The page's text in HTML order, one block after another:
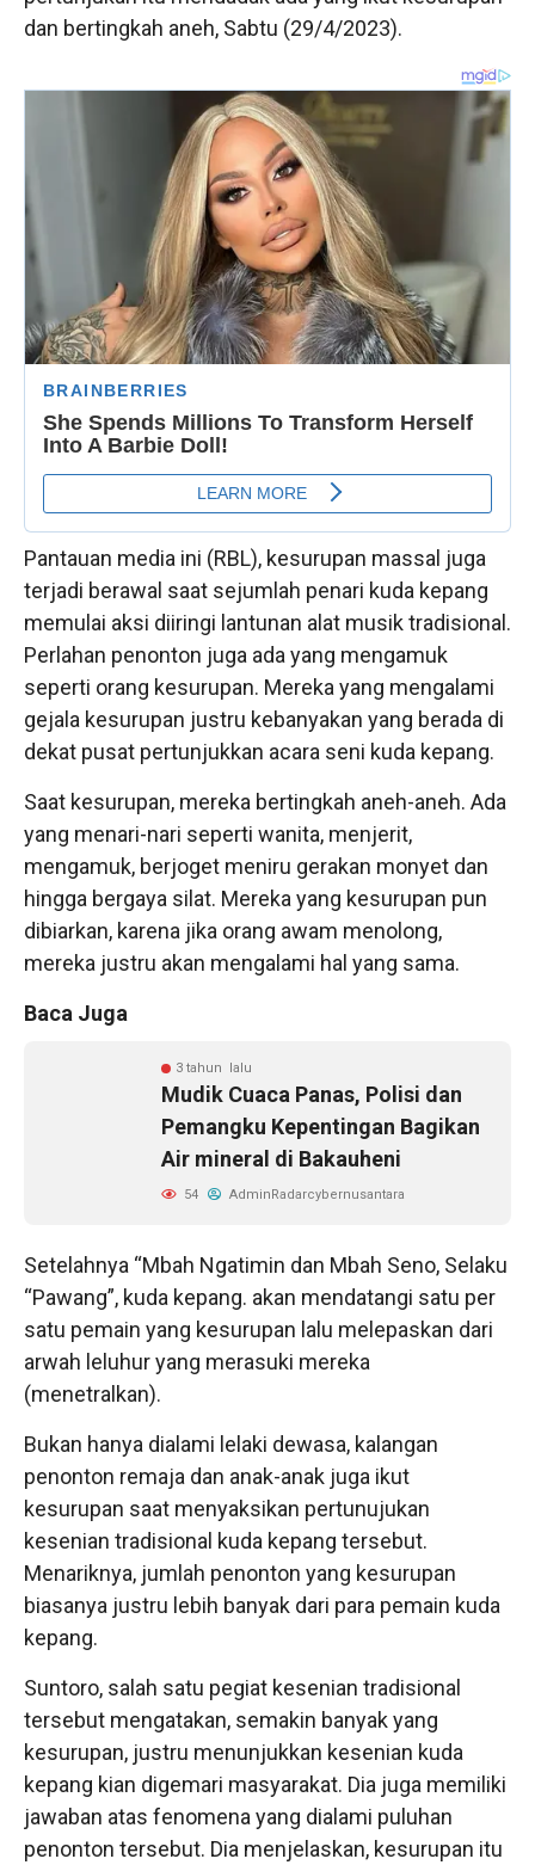
dan bertingkah aneh, Sabtu (29/4/2023).
Pantauan media ini (RBL), kesurupan massal juga
terjadi berawal saat sejumlah penari kuda kepang
memulai aksi diiringi lantunan alat musik tradisional.
Perlahan penonton juga ada yang mengamuk
seperti orang kesurupan. Mereka yang mengalami
gejala kesurupan justru kebanyakan yang berada di
dekat pusat pertunjukkan acara seni kuda kepang.
Saat kesurupan, mereka bertingkah aneh-aneh. Ada
yang menari-nari seperti wanita, menjerit,
mengamuk, berjoget meniru gerakan monyet dan
hingga bergaya silat. Mereka yang kesurupan pun
dibiarkan, karena jika orang awam menolong,
mereka justru akan mengalami hal yang sama.
Baca Juga
3 tahun lalu
Mudik Cuaca Panas, Polisi dan
Pemangku Kepentingan Bagikan
Air mineral di Bakauheni
54 AdminRadarcybernusantara
Setelahnya “Mbah Ngatimin dan Mbah Seno, Selaku
“Pawang”, kuda kepang. akan mendatangi satu per
satu pemain yang kesurupan lalu melepaskan dari
arwah leluhur yang merasuki mereka
(menetralkan).
Bukan hanya dialami lelaki dewasa, kalangan
penonton remaja dan anak-anak juga ikut
kesurupan saat menyaksikan pertunujukan
kesenian tradisional kuda kepang tersebut.
Menariknya, jumlah penonton yang kesurupan
biasanya justru lebih banyak dari para pemain kuda
kepang.
Suntoro, salah satu pegiat kesenian tradisional
tersebut mengatakan, semakin banyak yang
kesurupan, justru menunjukkan kesenian kuda
kepang kian digemari masyarakat. Dia juga memiliki
jawaban atas fenomena yang dialami puluhan
penonton tersebut. Dia menjelaskan, kesurupan itu